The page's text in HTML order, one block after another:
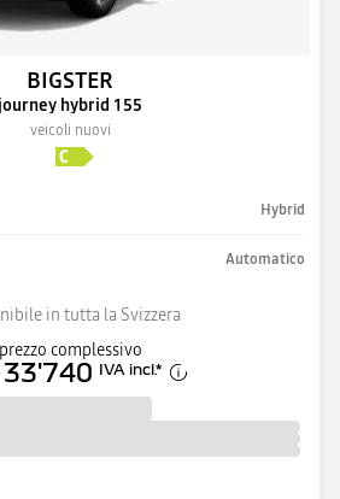
BIGSTER
journey hybrid 155
veicoli nuovi
Hybrid
Automatico
in tutta la Svizzera
prezzo complessivo
33'740 IVA incl.*